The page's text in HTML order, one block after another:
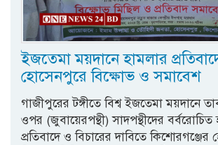
ইজতেমা ময়দানে হামলার
হোসেনপুরে বিক্ষোভ ও সমাবেশ
গাজীপুরের টঙ্গীতে বিশ্ব ইজতেমা ময়দানে
ওপর (জুবায়েরপন্থী) সাদপন্থীদের বর্বরোচিত
প্রতিবাদে ও বিচারের দাবিতে